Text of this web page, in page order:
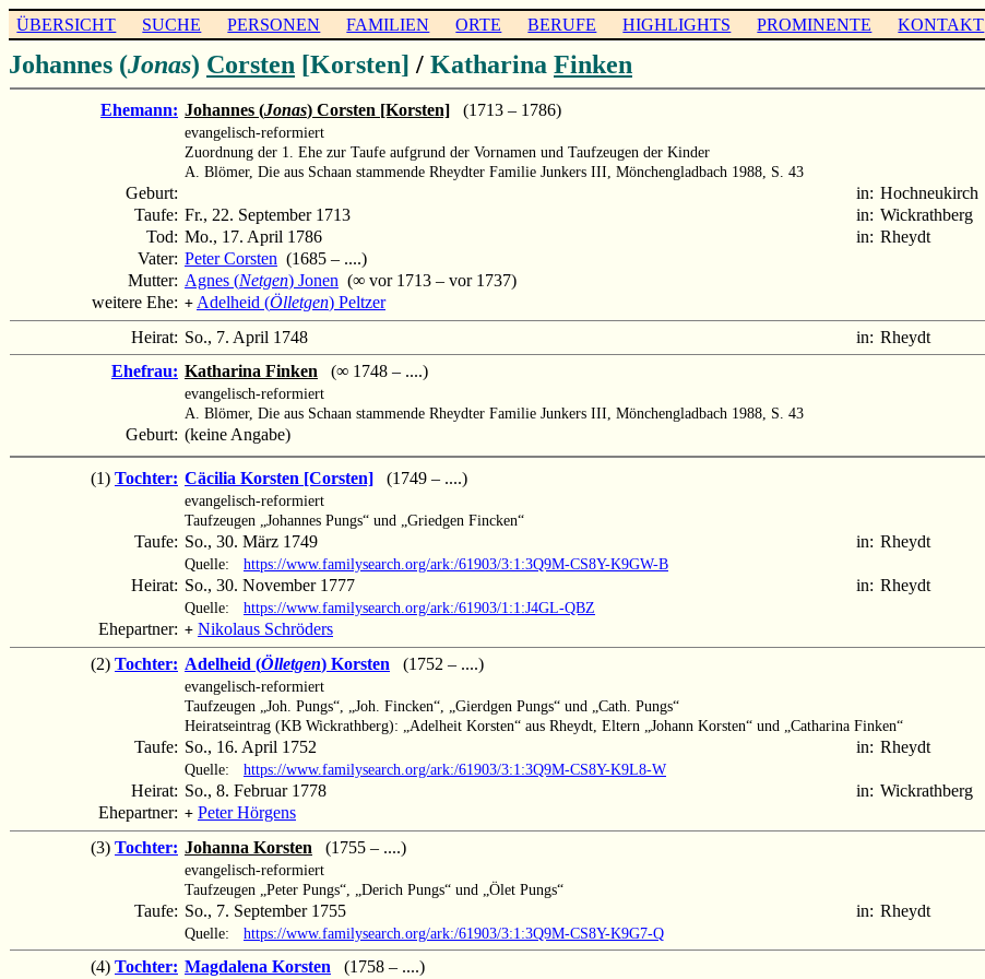
ÜBERSICHT SUCHE PERSONEN FAMILIEN ORTE BERUFE HIGHLIGHTS PROMINENTE KONTAKT
Johannes (Jonas) Corsten [Korsten] / Katharina Finken
Ehemann: Johannes (Jonas) Corsten [Korsten] (1713 – 1786)
evangelisch-reformiert
Zuordnung der 1. Ehe zur Taufe aufgrund der Vornamen und Taufzeugen der Kinder
A. Blömer, Die aus Schaan stammende Rheydter Familie Junkers III, Mönchengladbach 1988, S. 43
Geburt: in: Hochneukirch
Taufe: Fr., 22. September 1713 in: Wickrathberg
Tod: Mo., 17. April 1786 in: Rheydt
Vater: Peter Corsten (1685 – ....)
Mutter: Agnes (Netgen) Jonen (∞ vor 1713 – vor 1737)
weitere Ehe: + Adelheid (Ölletgen) Peltzer
Heirat: So., 7. April 1748 in: Rheydt
Ehefrau: Katharina Finken (∞ 1748 – ....)
evangelisch-reformiert
A. Blömer, Die aus Schaan stammende Rheydter Familie Junkers III, Mönchengladbach 1988, S. 43
Geburt: (keine Angabe)
(1) Tochter: Cäcilia Korsten [Corsten] (1749 – ....)
evangelisch-reformiert
Taufzeugen „Johannes Pungs“ und „Griedgen Fincken“
Taufe: So., 30. März 1749 in: Rheydt
Quelle: https://www.familysearch.org/ark:/61903/3:1:3Q9M-CS8Y-K9GW-B
Heirat: So., 30. November 1777 in: Rheydt
Quelle: https://www.familysearch.org/ark:/61903/1:1:J4GL-QBZ
Ehepartner: + Nikolaus Schröders
(2) Tochter: Adelheid (Ölletgen) Korsten (1752 – ....)
evangelisch-reformiert
Taufzeugen „Joh. Pungs“, „Joh. Fincken“, „Gierdgen Pungs“ und „Cath. Pungs“
Heiratseintrag (KB Wickrathberg): „Adelheit Korsten“ aus Rheydt, Eltern „Johann Korsten“ und „Catharina Finken“
Taufe: So., 16. April 1752 in: Rheydt
Quelle: https://www.familysearch.org/ark:/61903/3:1:3Q9M-CS8Y-K9L8-W
Heirat: So., 8. Februar 1778 in: Wickrathberg
Ehepartner: + Peter Hörgens
(3) Tochter: Johanna Korsten (1755 – ....)
evangelisch-reformiert
Taufzeugen „Peter Pungs“, „Derich Pungs“ und „Ölet Pungs“
Taufe: So., 7. September 1755 in: Rheydt
Quelle: https://www.familysearch.org/ark:/61903/3:1:3Q9M-CS8Y-K9G7-Q
(4) Tochter: Magdalena Korsten (1758 – ....)